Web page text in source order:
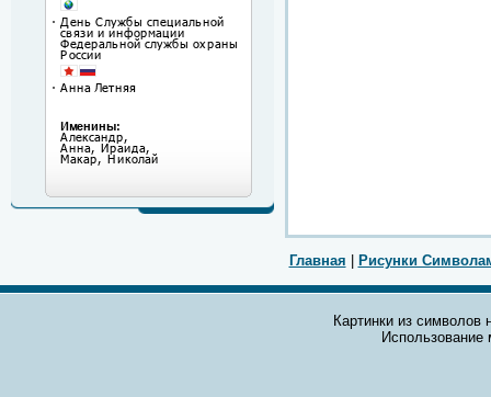
Главная Рисунки
Картинки из символов
Использование